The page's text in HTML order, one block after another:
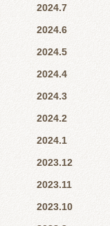
2024.7
2024.6
2024.5
2024.4
2024.3
2024.2
2024.1
2023.12
2023.11
2023.10